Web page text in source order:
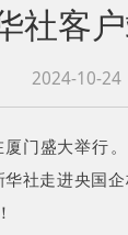
客户
2024-10-24
盛大举行
社走进央国